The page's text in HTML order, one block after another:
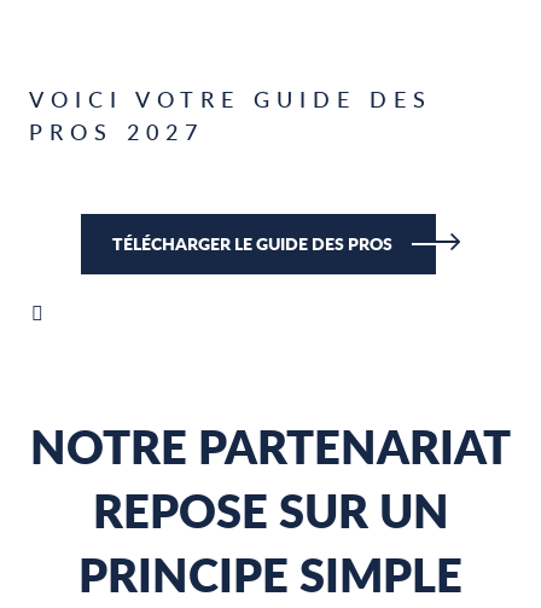
VOICI VOTRE GUIDE DES
PROS 2027
TÉLÉCHARGER LE GUIDE DES PROS
NOTRE PARTENARIAT
REPOSE SUR UN
PRINCIPE SIMPLE